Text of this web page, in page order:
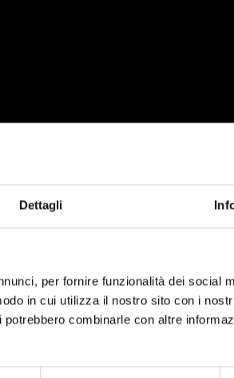
Dettagli
per fornire funzionalità dei social
in cui utilizza il nostro sito con i
combinarle con altre
I brano